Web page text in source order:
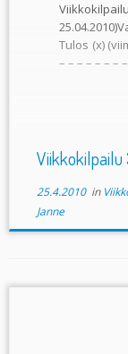
Tulos (x)
– – – – – – –
Viikkokilpailu
25.4.2010in
Janne